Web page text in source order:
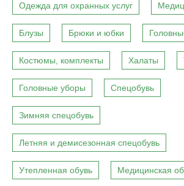
Одежда для охранных услуг
Блузы Брюки и юбки
Костюмы, комплекты Халаты
Головные уборы Спецобувь
Зимняя спецобувь
Летняя и демисезонная спецобувь
Утепленная обувь Медицинская